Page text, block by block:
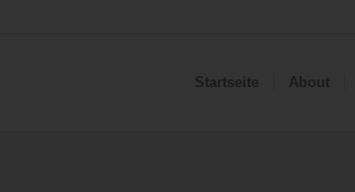
Startseite About